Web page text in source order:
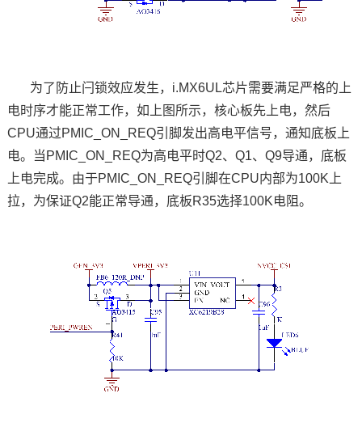
为了防止闩锁效应发生， i.MX6UL芯片需要满足严格的上
电时序才能正常工作，如上图所示， 核心板先上电，然后
CPU通过PMIC_ON_REQ引脚发出高电平信号，通知底板上
电。当 PMIC_ON_REQ为高电平时Q2、 Q1、 Q9导通，底板
上电完成。由于PMIC_ON_REQ引脚在CPU内部为100K 上
拉，为保证Q2能正常导通，底板R35选择100K电阻。